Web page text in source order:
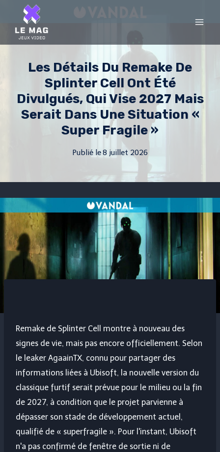
content
Les Détails Du Remake De
Splinter Cell Ont Été
Divulgués, Qui Vise 2027 Mais
Serait Dans Une Situation «
Super Fragile »
Publié le8 juillet 2026
Remake de Splinter Cell
montre à nouveau des
signes de vie, mais pas encore officiellement. Selon
le leaker AgaainTX, connu pour partager des
informations liées à Ubisoft, la nouvelle version du
classique furtif serait prévue pour le milieu ou la fin
de 2027, à condition que le projet parvienne à
dépasser son stade de développement actuel,
qualifié de « superfragile ». Pour l'instant, Ubisoft
n'a pas confirmé de fenêtre de sortie ni de